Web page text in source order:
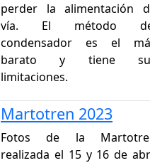
perder la alimentación
vía. El método
condensador es el
barato y tiene
limitaciones.
Martotren 2023
Fotos de la
realizada el 15 y 16 de